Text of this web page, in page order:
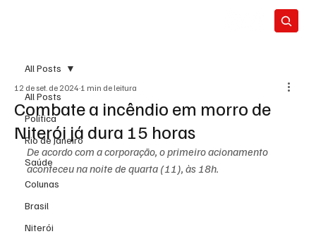
All Posts
Política
Rio de Janeiro
Saúde
Colunas
Brasil
Niterói
All Posts
Combate a incêndio em morro de
Niterói já dura 15 horas
12 de set. de 2024 1 min de leitura
De acordo com a corporação, o primeiro acionamento
aconteceu na noite de quarta (11), às 18h.